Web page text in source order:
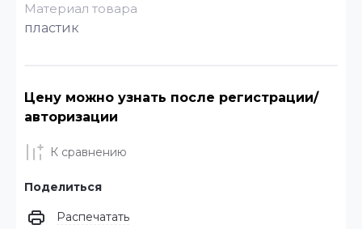
Материал товара
пластик
Цену можно узнать после регистрации/
авторизации
К сравнению
Поделиться
Распечатать